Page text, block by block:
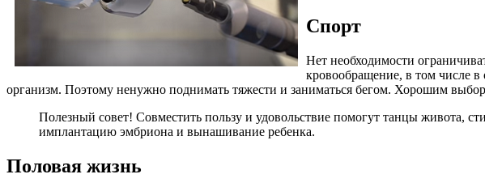
Спорт
Нет необходимости
кровообращение, в том числе
организм. Поэтому ненужно поднимать тяжести и заниматься бегом. Хорошим
Полезный совет! Совместить пользу и удовольствие помогут танцы живота,
имплантацию эмбриона и вынашивание ребенка.
Половая жизнь